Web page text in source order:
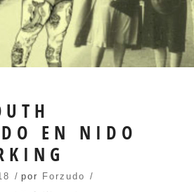
EN NIDO
por Forzudo